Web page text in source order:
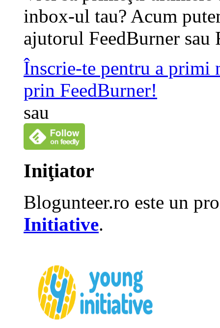
inbox-ul tau? Acum
ajutorul FeedBurner sau
Înscrie-te pentru a primi
prin FeedBurner!
sau
Iniţiator
Blogunteer.ro este un
Initiative.